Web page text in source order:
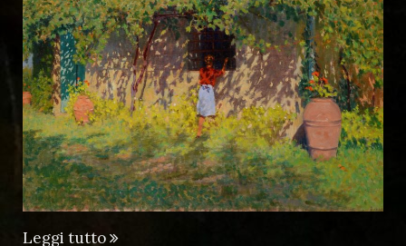
Leggi tutto“I